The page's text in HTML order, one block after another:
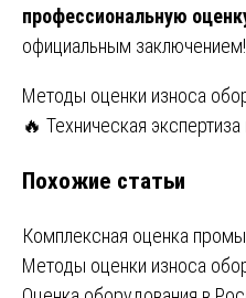
профессиональную
официальным заключением!
Навигация
записям
Методы оценки износа
🔥 Техническая
Похожие статьи
Комплексная оценка
Методы оценки износа